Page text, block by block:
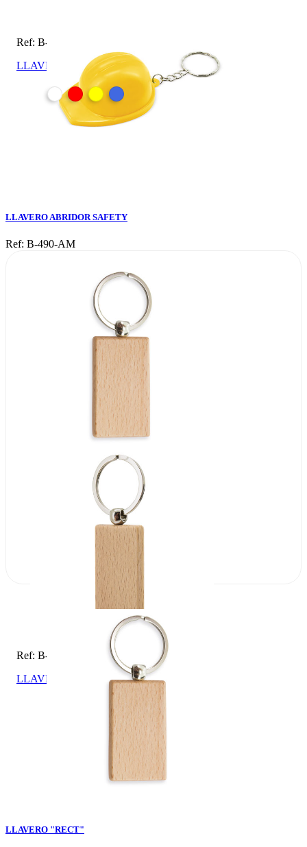
Ref: B-490-AM
LLAVERO ABRIDOR SAFETY
LLAVERO ABRIDOR SAFETY
Ref: B-490-AM
Ref: B-529
LLAVERO "RECT"
LLAVERO "RECT"